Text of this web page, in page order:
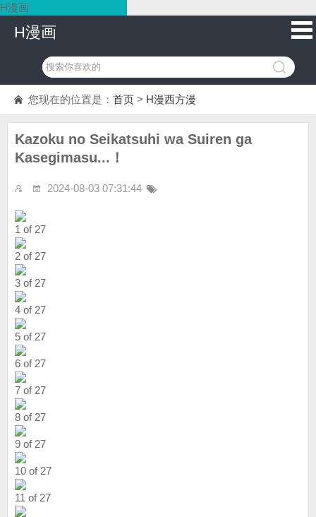
H漫画
H漫画
您现在的位置是： 首页 > H漫西方漫
Kazoku no Seikatsuhi wa Suiren ga
Kasegimasu...！
2024-08-03 07:31:44
1 of 27
2 of 27
3 of 27
4 of 27
5 of 27
6 of 27
7 of 27
8 of 27
9 of 27
10 of 27
11 of 27